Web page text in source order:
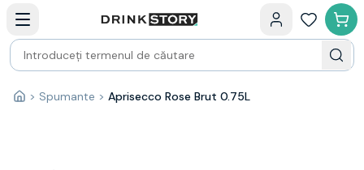
Bauturi fine — selectie
Produse Noi
Cosuri cadou
Pachete & Cadouri
VinAcasă
> Spumante > Aprisecco Rose Brut 0.75L